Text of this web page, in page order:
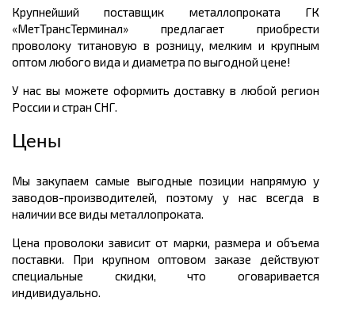
Крупнейший поставщик металлопроката ГК
«МетТрансТерминал» предлагает приобрести
проволоку титановую в розницу, мелким и крупным
оптом любого вида и диаметра по выгодной цене!
У нас вы можете оформить доставку в любой регион
России и стран СНГ.
Цены
Мы закупаем самые выгодные позиции напрямую у
заводов-производителей, поэтому у нас всегда в
наличии все виды металлопроката.
Цена проволоки зависит от марки, размера и объема
поставки. При крупном оптовом заказе действуют
специальные скидки, что оговаривается
индивидуально.